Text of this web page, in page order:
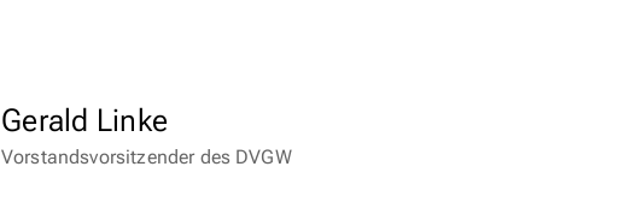
Gerald Linke
Vorstandsvorsitzender des DVGW